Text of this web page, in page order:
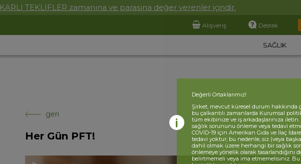
KARLI TEKLİFLER zamanına ve parasına değer verenler içindir.
Alışveriş Destek
SAĞLIK
geri
Her Gün PFT!
Değerli Ortaklarımız!
Şirket, mevcut küresel durum
bu çalkantılı zamanlarda Kurumsal
tüm ekibinize ve iş arkadaşlarınıza
sağlık sorununu önleme veya tedavi
COVID-19 için Amerikan Gıda ve İlaç
tedavi yoktur; bu nedenle, siz (veya
dahil olmak üzere herhangi bir sağlık
önlemeye yönelik olarak tasarlandığını
belirtmemeli veya ima etmemelisiniz.